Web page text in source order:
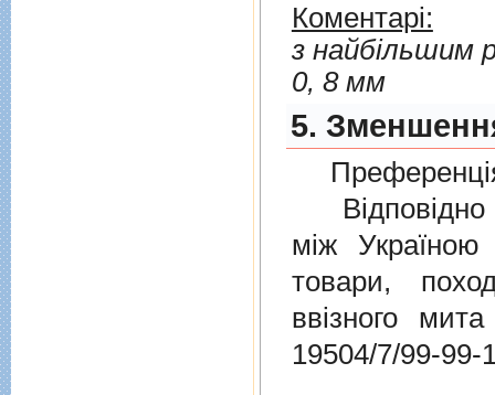
Коментарі:
з найбільшим
0, 8 мм
5.
Відповідно
мiж Україною
товари,
ввізного
19504/7/99-99-